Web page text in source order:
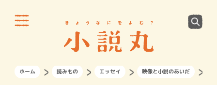
ホーム 読みもの エッセイ 映像と小説のあいだ